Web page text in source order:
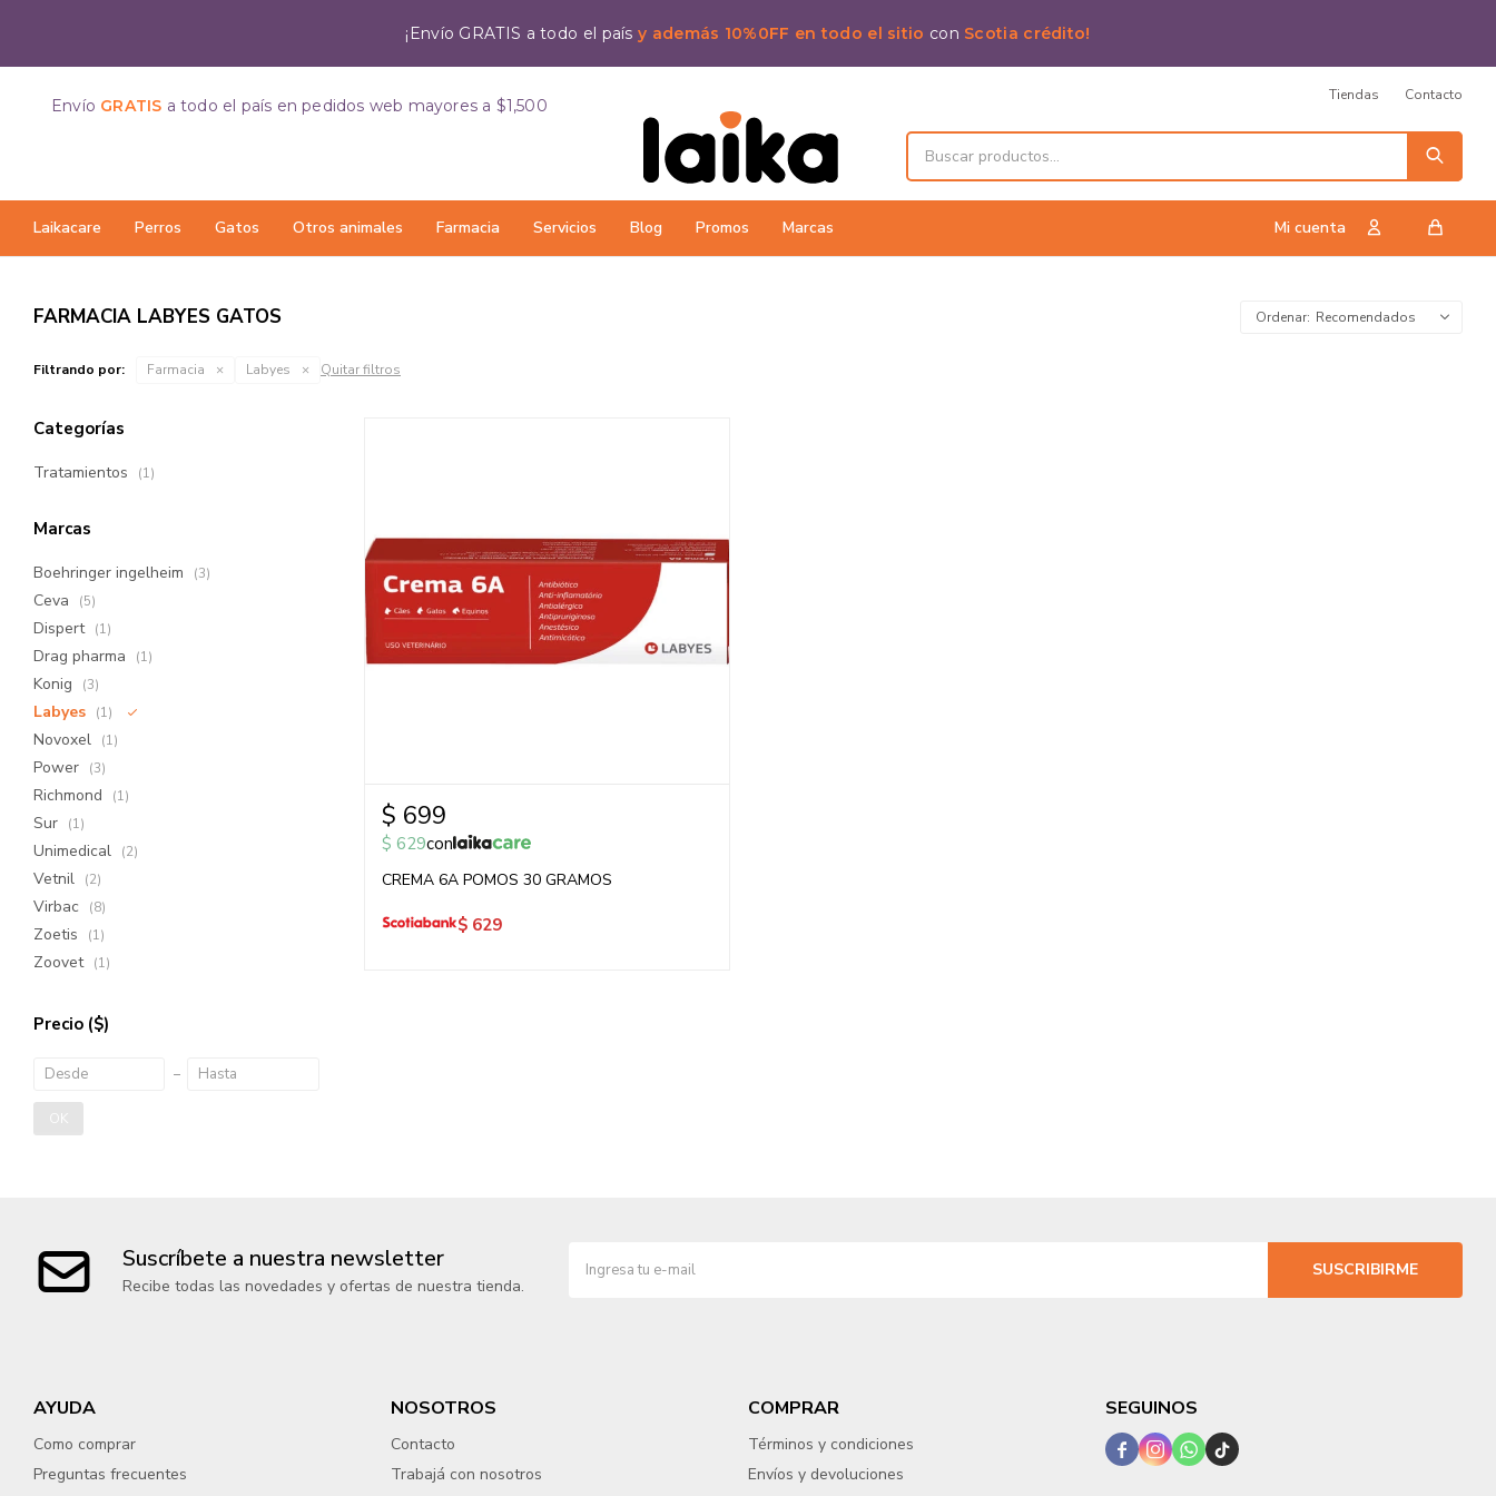
¡Envío GRATIS a todo el paísy además 10%0FF en todo el sitio con Scotia crédito!
Laikacare Perros Gatos Otros animales Farmacia Servicios Blog Promos Marcas
Envío GRATIS a todo el país en pedidos web mayores a $1,500
Tiendas Contacto
FARMACIA LABYES GATOS Recomendados
Filtrando por: Farmacia Labyes Quitar filtros
$ 699
$ 629con
CREMA 6A POMOS 30 GRAMOS
$ 629
Categorías
Tratamientos (1)
Marcas
Boehringer ingelheim (3)
Ceva (5)
Dispert (1)
Drag pharma (1)
Konig (3)
Labyes (1)
Novoxel (1)
Power (3)
Richmond (1)
Sur (1)
Unimedical (2)
Vetnil (2)
Virbac (8)
Zoetis (1)
Zoovet (1)
Precio ($)
OK
Suscríbete a nuestra newsletter
Recibe todas las novedades y ofertas de nuestra tienda.
SUSCRIBIRME
AYUDA
Como comprar
Preguntas frecuentes
NOSOTROS
Contacto
Trabajá con nosotros
COMPRAR
Términos y condiciones
Envíos y devoluciones
SEGUINOS
   